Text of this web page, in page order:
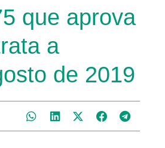
que aprova
a
de 2019